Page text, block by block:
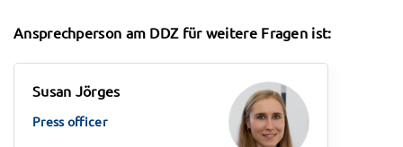
Ansprechperson am DDZ für weitere Fragen ist:
Susan Jörges
Press officer